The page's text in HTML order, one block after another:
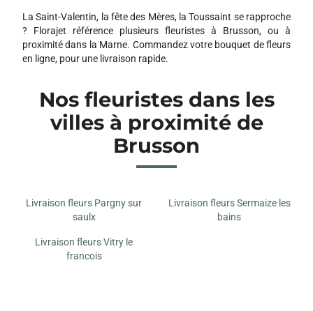
La Saint-Valentin, la fête des Mères, la Toussaint se rapproche
? Florajet référence plusieurs fleuristes à Brusson, ou à
proximité dans la Marne. Commandez votre bouquet de fleurs
en ligne, pour une livraison rapide.
Nos fleuristes dans les
villes à proximité de
Brusson
Livraison fleurs Pargny sur
saulx
Livraison fleurs Sermaize les
bains
Livraison fleurs Vitry le
francois